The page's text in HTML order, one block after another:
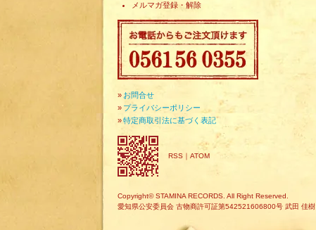
メルマガ登録・解除
» お問合せ
» プライバシーポリシー
»特定商取引法に基づく表記
RSS ｜ ATOM
Copyright© STAMINA RECORDS. All Right Reserved.
愛知県公安委員会 古物商許可証第542521606800号 武田 佳樹